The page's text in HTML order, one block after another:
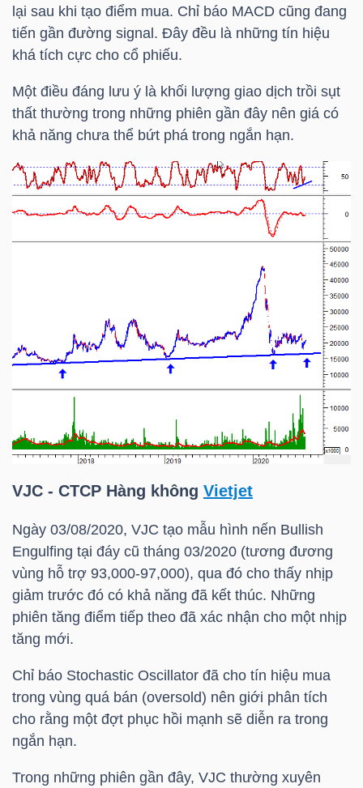
lại sau khi tạo điểm mua. Chỉ báo MACD cũng đang
tiến gần đường signal. Đây đều là những tín hiệu
khá tích cực cho cổ phiếu.
Một điều đáng lưu ý là khối lượng giao dịch trồi sụt
thất thường trong những phiên gần đây nên giá có
khả năng chưa thể bứt phá trong ngắn hạn.
VJC - CTCP Hàng không Vietjet
Ngày 03/08/2020, VJC tạo mẫu hình nến Bullish
Engulfing tại đáy cũ tháng 03/2020 (tương đương
vùng hỗ trợ 93,000-97,000), qua đó cho thấy nhịp
giảm trước đó có khả năng đã kết thúc. Những
phiên tăng điểm tiếp theo đã xác nhận cho một nhịp
tăng mới.
Chỉ báo Stochastic Oscillator đã cho tín hiệu mua
trong vùng quá bán (oversold) nên giới phân tích
cho rằng một đợt phục hồi mạnh sẽ diễn ra trong
ngắn hạn.
Trong những phiên gần đây, VJC thường xuyên